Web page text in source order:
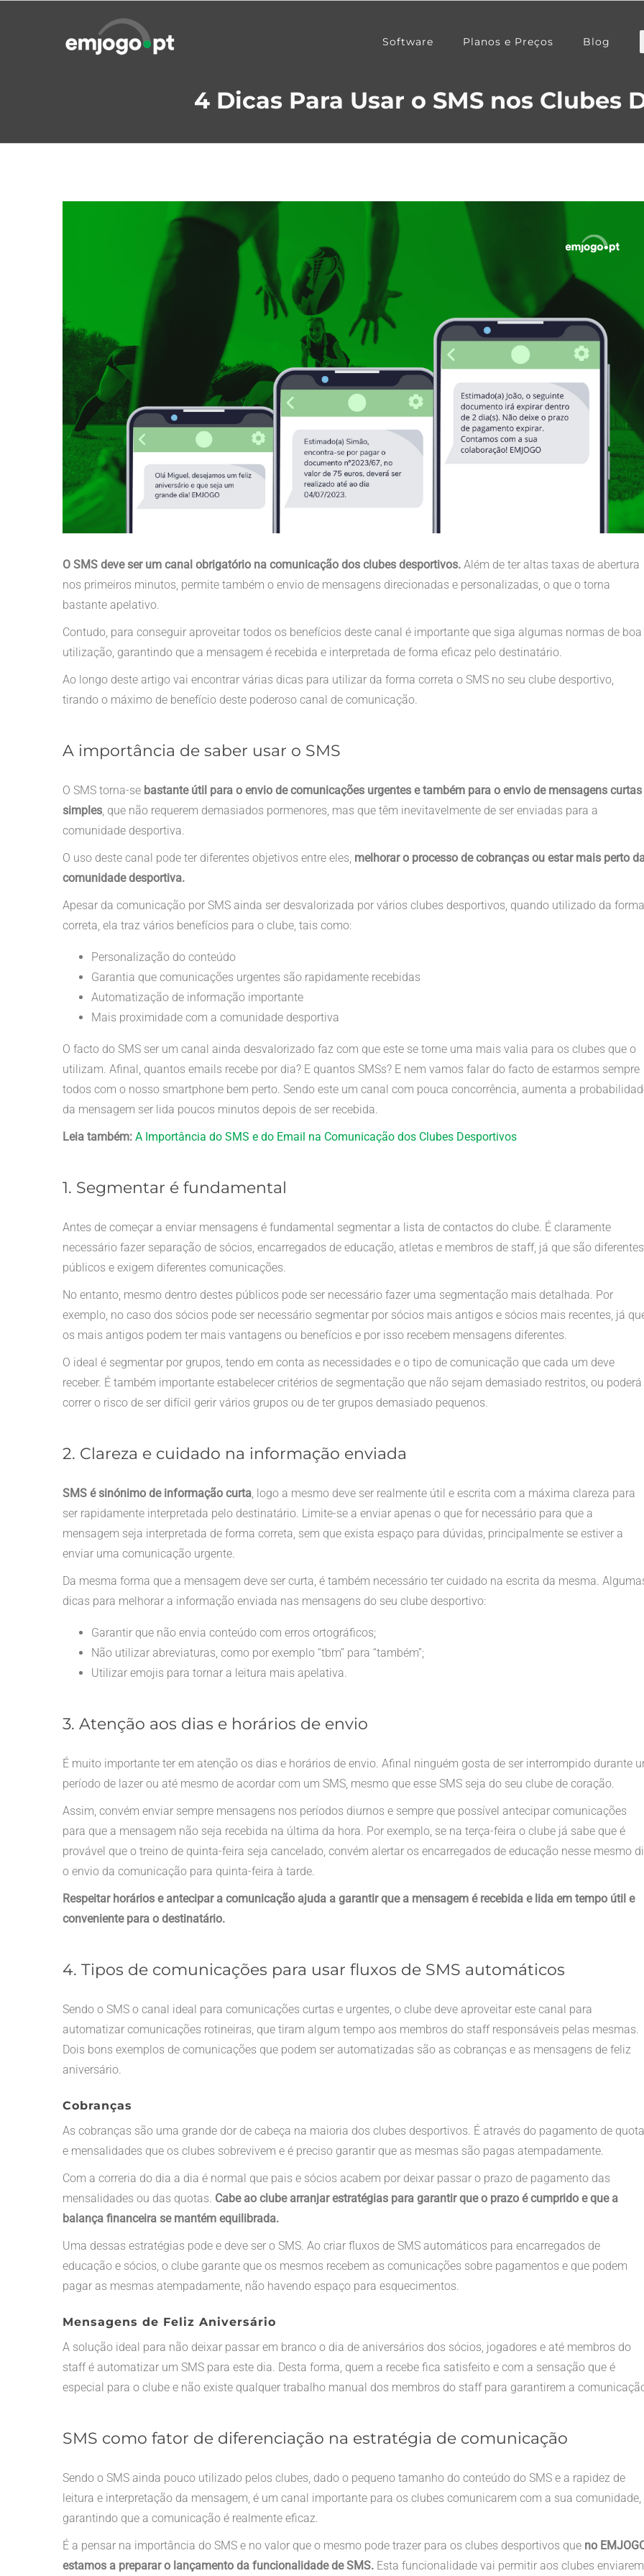
Software Planos e Preços Blog
4 Dicas Para Usar o SMS nos Clubes
O SMS deve ser um canal obrigatório na comunicação dos clubes desportivos. Além de ter altas taxas de abertura
nos primeiros minutos, permite também o envio de mensagens direcionadas e personalizadas, o que o torna
bastante apelativo.
Contudo, para conseguir aproveitar todos os benefícios deste canal é importante que siga algumas normas de boa
utilização, garantindo que a mensagem é recebida e interpretada de forma eficaz pelo destinatário.
Ao longo deste artigo vai encontrar várias dicas para utilizar da forma correta o SMS no seu clube desportivo,
tirando o máximo de benefício deste poderoso canal de comunicação.
A importância de saber usar o SMS
O SMS torna-se bastante útil para o envio de comunicações urgentes e também para o envio de mensagens curtas
simples, que não requerem demasiados pormenores, mas que têm inevitavelmente de ser enviadas para a
comunidade desportiva.
O uso deste canal pode ter diferentes objetivos entre eles, melhorar o processo de cobranças ou estar mais perto
comunidade desportiva.
Apesar da comunicação por SMS ainda ser desvalorizada por vários clubes desportivos, quando utilizado da forma
correta, ela traz vários benefícios para o clube, tais como:
Personalização do conteúdo
Garantia que comunicações urgentes são rapidamente recebidas
Automatização de informação importante
Mais proximidade com a comunidade desportiva
O facto do SMS ser um canal ainda desvalorizado faz com que este se torne uma mais valia para os clubes que o
utilizam. Afinal, quantos emails recebe por dia? E quantos SMSs? E nem vamos falar do facto de estarmos sempre
todos com o nosso smartphone bem perto. Sendo este um canal com pouca concorrência, aumenta a
da mensagem ser lida poucos minutos depois de ser recebida.
Leia também: A Importância do SMS e do Email na Comunicação dos Clubes Desportivos
1. Segmentar é fundamental
Antes de começar a enviar mensagens é fundamental segmentar a lista de contactos do clube. É claramente
necessário fazer separação de sócios, encarregados de educação, atletas e membros de staff, já que são diferentes
públicos e exigem diferentes comunicações.
No entanto, mesmo dentro destes públicos pode ser necessário fazer uma segmentação mais detalhada. Por
exemplo, no caso dos sócios pode ser necessário segmentar por sócios mais antigos e sócios mais recentes, já
os mais antigos podem ter mais vantagens ou benefícios e por isso recebem mensagens diferentes.
O ideal é segmentar por grupos, tendo em conta as necessidades e o tipo de comunicação que cada um deve
receber. É também importante estabelecer critérios de segmentação que não sejam demasiado restritos, ou poderá
correr o risco de ser difícil gerir vários grupos ou de ter grupos demasiado pequenos.
2. Clareza e cuidado na informação enviada
SMS é sinónimo de informação curta, logo a mesmo deve ser realmente útil e escrita com a máxima clareza para
ser rapidamente interpretada pelo destinatário. Limite-se a enviar apenas o que for necessário para que a
mensagem seja interpretada de forma correta, sem que exista espaço para dúvidas, principalmente se estiver a
enviar uma comunicação urgente.
Da mesma forma que a mensagem deve ser curta, é também necessário ter cuidado na escrita da mesma.
dicas para melhorar a informação enviada nas mensagens do seu clube desportivo:
Garantir que não envia conteúdo com erros ortográficos;
Não utilizar abreviaturas, como por exemplo “tbm” para “também”;
Utilizar emojis para tornar a leitura mais apelativa.
3. Atenção aos dias e horários de envio
É muito importante ter em atenção os dias e horários de envio. Afinal ninguém gosta de ser interrompido durante
período de lazer ou até mesmo de acordar com um SMS, mesmo que esse SMS seja do seu clube de coração.
Assim, convém enviar sempre mensagens nos períodos diurnos e sempre que possível antecipar comunicações
para que a mensagem não seja recebida na última da hora. Por exemplo, se na terça-feira o clube já sabe que é
provável que o treino de quinta-feira seja cancelado, convém alertar os encarregados de educação nesse mesmo
o envio da comunicação para quinta-feira à tarde.
Respeitar horários e antecipar a comunicação ajuda a garantir que a mensagem é recebida e lida em tempo útil e
conveniente para o destinatário.
4. Tipos de comunicações para usar fluxos de SMS automáticos
Sendo o SMS o canal ideal para comunicações curtas e urgentes, o clube deve aproveitar este canal para
automatizar comunicações rotineiras, que tiram algum tempo aos membros do staff responsáveis pelas mesmas.
Dois bons exemplos de comunicações que podem ser automatizadas são as cobranças e as mensagens de feliz
aniversário.
Cobranças
As cobranças são uma grande dor de cabeça na maioria dos clubes desportivos. É através do pagamento de
e mensalidades que os clubes sobrevivem e é preciso garantir que as mesmas são pagas atempadamente.
Com a correria do dia a dia é normal que pais e sócios acabem por deixar passar o prazo de pagamento das
mensalidades ou das quotas. Cabe ao clube arranjar estratégias para garantir que o prazo é cumprido e que a
balança financeira se mantém equilibrada.
Uma dessas estratégias pode e deve ser o SMS. Ao criar fluxos de SMS automáticos para encarregados de
educação e sócios, o clube garante que os mesmos recebem as comunicações sobre pagamentos e que podem
pagar as mesmas atempadamente, não havendo espaço para esquecimentos.
Mensagens de Feliz Aniversário
A solução ideal para não deixar passar em branco o dia de aniversários dos sócios, jogadores e até membros do
staff é automatizar um SMS para este dia. Desta forma, quem a recebe fica satisfeito e com a sensação que é
especial para o clube e não existe qualquer trabalho manual dos membros do staff para garantirem a
SMS como fator de diferenciação na estratégia de comunicação
Sendo o SMS ainda pouco utilizado pelos clubes, dado o pequeno tamanho do conteúdo do SMS e a rapidez de
leitura e interpretação da mensagem, é um canal importante para os clubes comunicarem com a sua comunidade,
garantindo que a comunicação é realmente eficaz.
É a pensar na importância do SMS e no valor que o mesmo pode trazer para os clubes desportivos que no
estamos a preparar o lançamento da funcionalidade de SMS.Esta funcionalidade vai permitir aos clubes enviarem